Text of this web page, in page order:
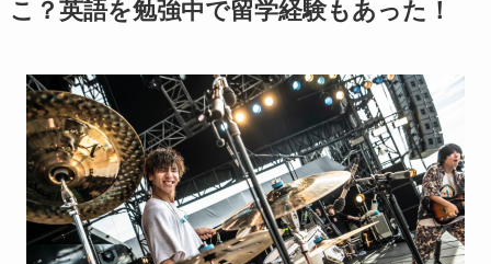
こ？英語を勉強中で留学経験もあった！